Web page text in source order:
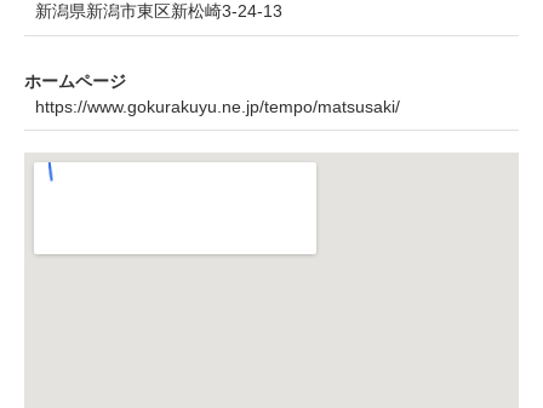
新潟県新潟市東区新松崎3-24-13
ホームページ
https://www.gokurakuyu.ne.jp/tempo/matsusaki/